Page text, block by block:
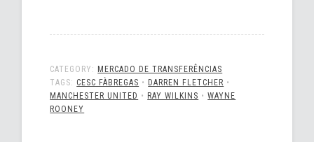
CATEGORY: MERCADO DE TRANSFERÊNCIAS
TAGS: CESC FÀBREGAS • DARREN FLETCHER •
MANCHESTER UNITED • RAY WILKINS •WAYNE
ROONEY